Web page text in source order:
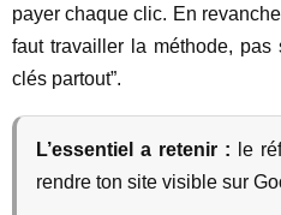
payer chaque clic. En
faut travailler la méthode, pas
clés partout”.
L’essentiel a retenir : le
rendre ton site visible sur